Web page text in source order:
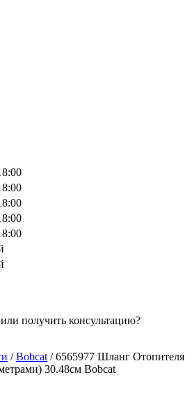
получить консультацию?
/Bobcat / 6565977 Шланг Отопителя
30.48см Bobcat